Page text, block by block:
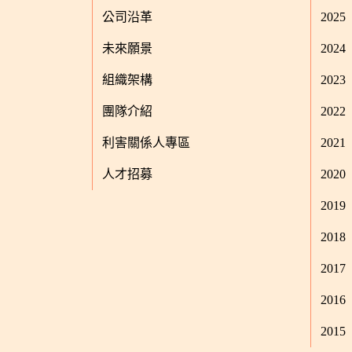
公司沿革
未來願景
組織架構
團隊介紹
利害關係人專區
人才招募
2025
2024
2023
2022
2021
2020
2019
2018
2017
2016
2015